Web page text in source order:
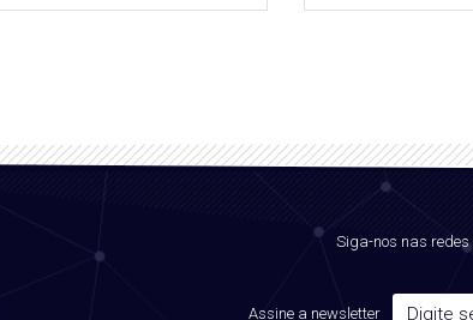
Siga-nos nas redes
Assine a newsletter